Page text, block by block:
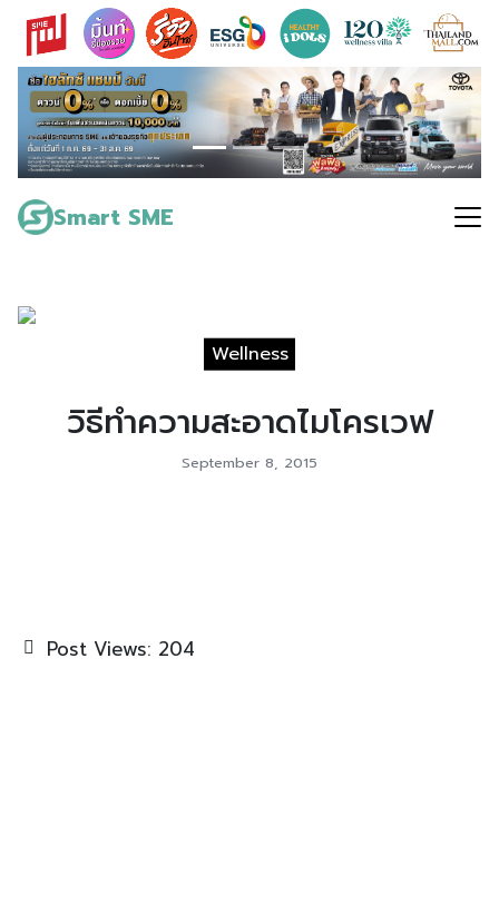
Skip
content
Smart SME
Search
for:
Wellness
วิธีทำความสะอาดไมโครเวฟ
September 8, 2015
Post Views: 204